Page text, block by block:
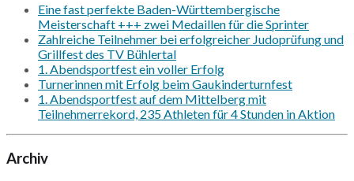
Eine fast perfekte Baden-Württembergische
Meisterschaft +++ zwei Medaillen für die Sprinter
Zahlreiche Teilnehmer bei erfolgreicher Judoprüfung und
Grillfest des TV Bühlertal
1. Abendsportfest ein voller Erfolg
Turnerinnen mit Erfolg beim Gaukinderturnfest
1. Abendsportfest auf dem Mittelberg mit
Teilnehmerrekord, 235 Athleten für 4 Stunden in Aktion
Archiv